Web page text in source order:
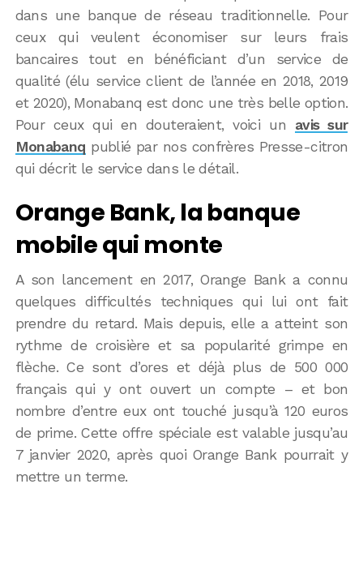
dans une banque de réseau traditionnelle. Pour
ceux qui veulent économiser sur leurs frais
bancaires tout en bénéficiant d’un service de
qualité (élu service client de l’année en 2018, 2019
et 2020), Monabanq est donc une très belle option.
Pour ceux qui en douteraient, voici un avis sur
Monabanq publié par nos confrères Presse-citron
qui décrit le service dans le détail.
Orange Bank, la banque
mobile qui monte
A son lancement en 2017, Orange Bank a connu
quelques difficultés techniques qui lui ont fait
prendre du retard. Mais depuis, elle a atteint son
rythme de croisière et sa popularité grimpe en
flèche. Ce sont d’ores et déjà plus de 500 000
français qui y ont ouvert un compte – et bon
nombre d’entre eux ont touché jusqu’à 120 euros
de prime. Cette offre spéciale est valable jusqu’au
7 janvier 2020, après quoi Orange Bank pourrait y
mettre un terme.